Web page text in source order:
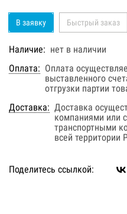
В заявку Быстрый заказ
Наличие: нет в наличии
Оплата: Оплата
выставленного
отгрузки партии
Доставка: Доставка
компаниями или
транспортными
всей
Поделитесь ссылкой: